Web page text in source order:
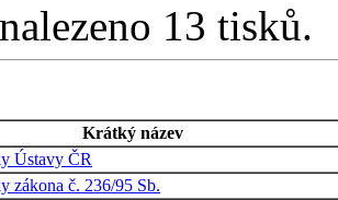
13 tisků.
Krátký název
Ústavy ČR
zákona č. 236/95 Sb.